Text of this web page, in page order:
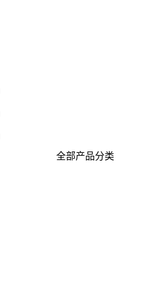
全部产品分类